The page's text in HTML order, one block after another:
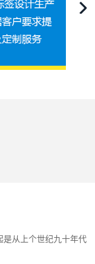
从上个世纪九十年代